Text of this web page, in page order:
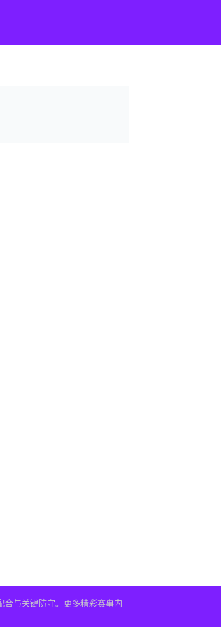
与关键防守。更多精彩赛事内